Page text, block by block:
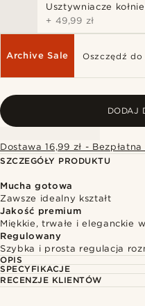
Usztywniacze
+ 49,99 zł
Archive Sale Oszczędź do
DODAJ
Dostawa 16,99 zł -
SZCZEGÓŁY PRODUKTU
Mucha gotowa
Zawsze idealny kształt
Jakość premium
Miękkie, trwałe i eleganckie
Regulowany
Szybka i prosta regulacja
OPIS
SPECYFIKACJE
RECENZJE KLIENTÓW